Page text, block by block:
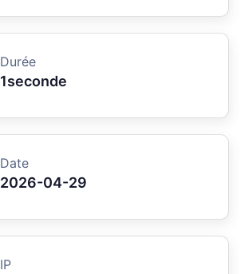
Durée
1seconde
Date
2026-04-29
IP